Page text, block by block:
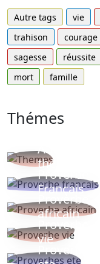
Autre tags vie
trahison
courage
sagesse
réussite
mort
famille
Thémes
Autres
thèmes
Proverbe
Français
Proverbe
africain
Proverbe
vie
Proverbes